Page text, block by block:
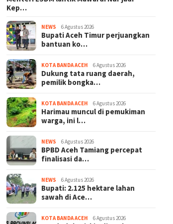
Kep…
NEWS 6 Agustus 2026
Bupati Aceh Timur perjuangkan
bantuan ko…
KOTA BANDA ACEH 6 Agustus 2026
Dukung tata ruang daerah,
pemilik bongka…
KOTA BANDA ACEH 6 Agustus 2026
Harimau muncul di pemukiman
warga, ini l…
NEWS 6 Agustus 2026
BPBD Aceh Tamiang percepat
finalisasi da…
NEWS 6 Agustus 2026
Bupati: 2.125 hektare lahan
sawah di Ace…
KOTA BANDA ACEH 6 Agustus 2026